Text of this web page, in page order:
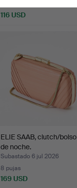
116 USD
ELIE SAAB, clutch/bolso
de noche.
Subastado 6 jul 2026
8 pujas
169 USD